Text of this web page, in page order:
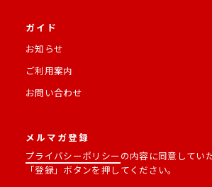
ガイド
お知らせ
ご利用案内
お問い合わせ
メルマガ登録
プライバシーポリシー の内容に同意してい
「登録」ボタンを押してください。